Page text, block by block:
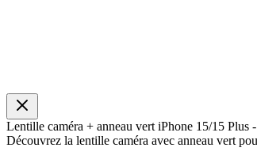
Lentille caméra + anneau vert iPhone 15/15
Découvrez la lentille caméra avec anneau vert